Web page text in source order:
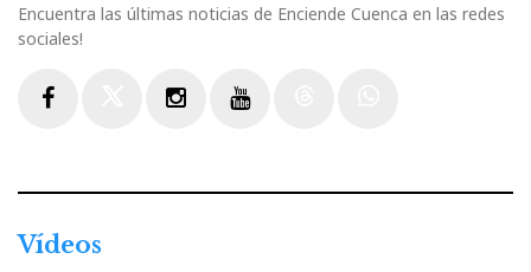
Encuentra las últimas noticias de Enciende Cuenca en las redes
sociales!
Vídeos